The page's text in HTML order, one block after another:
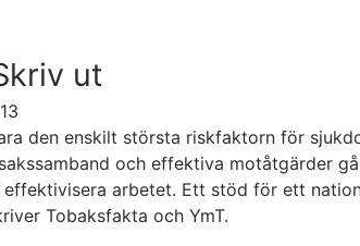
ut
den enskilt största riskfaktorn för
och effektiva motåtgärder
arbetet. Ett stöd för ett
Tobaksfakta och YmT.